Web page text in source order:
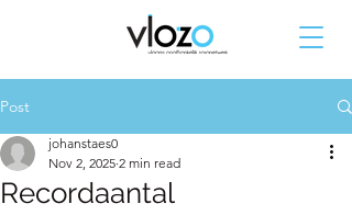
Post
Recordaantal
johanstaes0
Nov 2, 2025 2 min read